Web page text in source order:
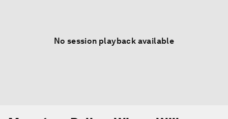
No session playback available